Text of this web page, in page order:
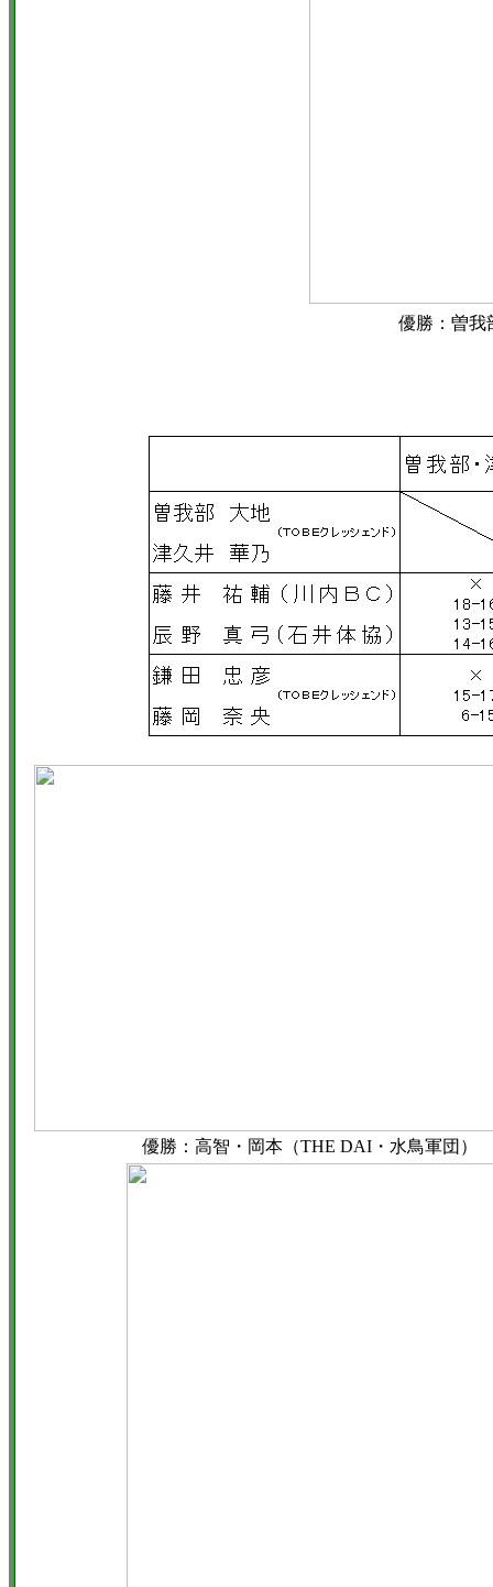
優勝：曽我
優勝：高智・岡本（THE DAI・水鳥軍団）